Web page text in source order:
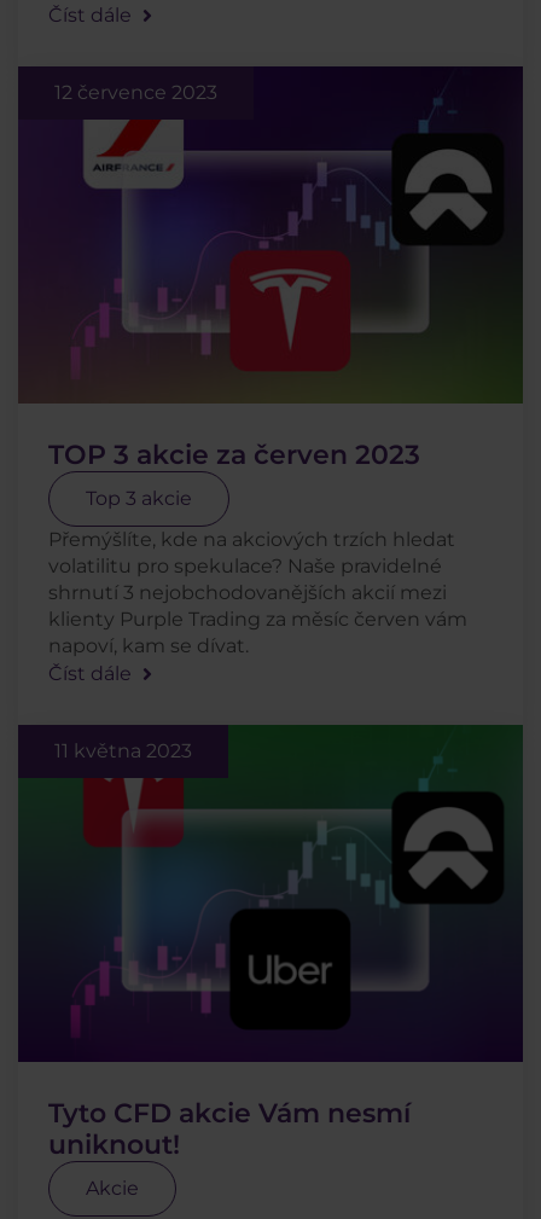
Číst dále
12 července 2023
TOP 3 akcie za červen 2023
Top 3 akcie
Přemýšlíte, kde na akciových trzích hledat
volatilitu pro spekulace? Naše pravidelné
shrnutí 3 nejobchodovanějších akcií mezi
klienty Purple Trading za měsíc červen vám
napoví, kam se dívat.
Číst dále
11 května 2023
Tyto CFD akcie Vám nesmí
uniknout!
Akcie